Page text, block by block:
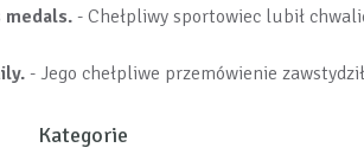
- Chełpliwy sportowiec lubił
- Jego chełpliwe przemówienie
Kategorie